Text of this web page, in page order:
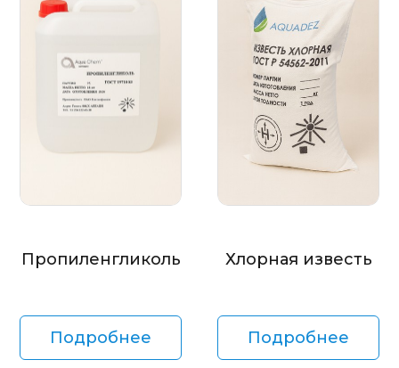
Пропиленгликоль
Подробнее
Хлорная известь
Подробнее